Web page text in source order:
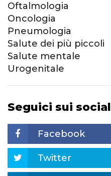
Oftalmologia
Oncologia
Pneumologia
Salute dei più piccoli
Salute mentale
Urogenitale
Seguici sui social
Facebook
Twitter